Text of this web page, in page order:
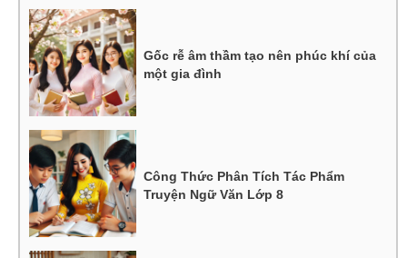
Gốc rễ âm thầm tạo nên phúc khí của
một gia đình
Công Thức Phân Tích Tác Phẩm
Truyện Ngữ Văn Lớp 8